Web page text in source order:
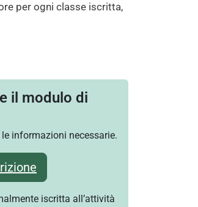
per ogni classe iscritta,
il modulo di
informazioni necessarie.
iscritta all’attività